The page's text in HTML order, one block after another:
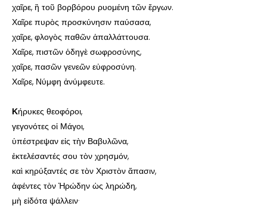
χαῖρε, ἢ τοῦ βορβόρου ρυομένη τῶν ἔργων.
Χαῖρε πυρὸς προσκύνησιν παύσασα,
χαῖρε, φλογὸς παθῶν ἀπαλλάττουσα.
Χαῖρε, πιστῶν ὁδηγὲ σωφροσύνης,
χαῖρε, πασῶν γενεῶν εὐφροσύνη.
Χαῖρε, Νύμφη ἀνύμφευτε.
Κήρυκες θεοφόροι,
γεγονότες οἱ Μάγοι,
ὑπέστρεψαν εἰς τὴν Βαβυλῶνα,
ἐκτελέσαντές σου τὸν χρησμόν,
καὶ κηρύξαντές σε τὸν Χριστὸν ἅπασιν,
ἀφέντες τὸν Ἡρώδην ὡς ληρώδη,
μὴ εἰδότα ψάλλειν·